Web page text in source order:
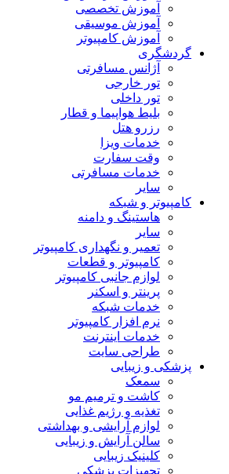
آموزش تخصصی
آموزش موسیقی
آموزش کامپیوتر
گردشگری
آژانس مسافرتی
تور خارجی
تور داخلی
بلیط هواپیما و قطار
رزرو هتل
خدمات ویزا
وقت سفارت
خدمات مسافرتی
سایر
کامپیوتر و شبکه
هاستینگ و دامنه
سایر
تعمیر و نگهداری کامپیوتر
کامپیوتر و قطعات
لوازم جانبی کامپیوتر
پرینتر و اسکنر
خدمات شبکه
نرم افزار کامپیوتر
خدمات اینترنت
طراحی سایت
پزشکی و زیبایی
سمعک
کاشت و ترمیم مو
تغذیه و رژیم غذایی
لوازم آرایشی و بهداشتی
سالن آرایش و زیبایی
کلینیک زیبایی
تجهیزات پزشکی